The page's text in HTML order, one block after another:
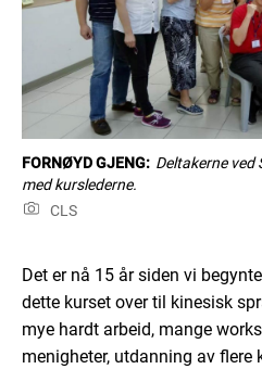
FORNØYD GJENG: Deltakerne ved
med kurslederne.
CLS
Det er nå 15 år siden vi
dette kurset over til kinesisk
mye hardt arbeid, mange
menigheter, utdanning av flere